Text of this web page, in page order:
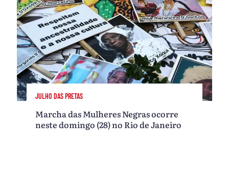
JULHO DAS PRETAS
Marcha das Mulheres Negras ocorre
neste domingo (28) no Rio de Janeiro